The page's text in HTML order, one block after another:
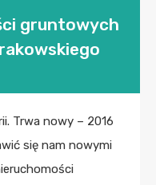
gruntowych
Trwa nowy – 2016
się nam nowymi